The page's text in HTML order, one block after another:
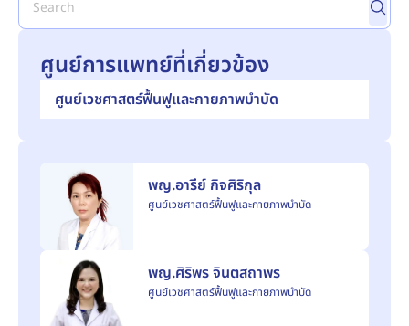
ศูนย์การแพทย์ที่เกี่ยวข้อง
ศูนย์เวชศาสตร์ฟื้นฟูและกายภาพบำบัด
พญ.อารีย์ กิจศิริกุล
ศูนย์เวชศาสตร์ฟื้นฟูและกายภาพบำบัด
พญ.ศิริพร จินตสถาพร
ศูนย์เวชศาสตร์ฟื้นฟูและกายภาพบำบัด